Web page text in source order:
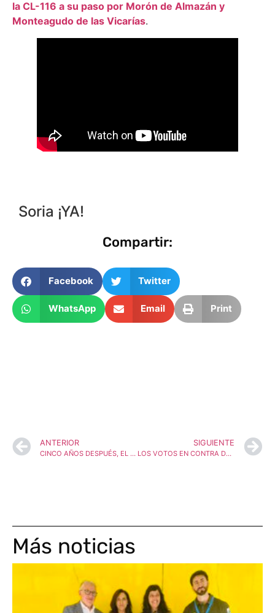
la CL-116 a su paso por Morón de Almazán y
Monteagudo de las Vicarías.
Soria ¡YA!
Compartir:
Facebook Twitter
WhatsApp Email Print
ANTERIOR
CINCO AÑOS DESPUÉS, EL CORAZÓN DE LA REVUELTA DE LA ESPAÑA VACIADA SIGUE LATIENDO
SIGUIENTE
LOS VOTOS EN CONTRA DE PP Y VOX IMPIDEN LA REAPERTURA DE LA FARMACIA DE VILLAR DEL RÍO
Más noticias